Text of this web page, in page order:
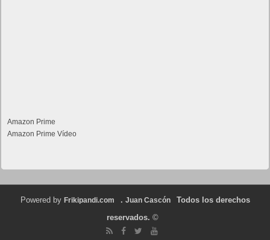
Amazon Prime
Amazon Prime Vídeo
Powered by Frikipandi.com . Juan Cascón
Todos los derechos
reservados. ©